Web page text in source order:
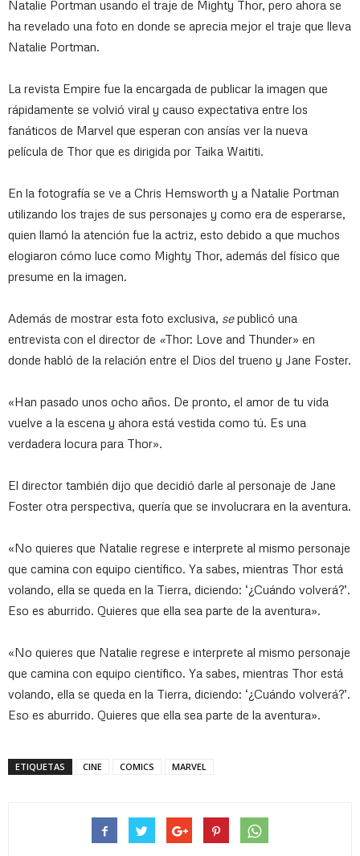
Natalie Portman usando el traje de Mighty Thor, pero ahora se
ha revelado una foto en donde se aprecia mejor el traje que lleva
Natalie Portman.
La revista Empire fue la encargada de publicar la imagen que
rápidamente se volvió viral y causo expectativa entre los
fanáticos de Marvel que esperan con ansías ver la nueva
película de Thor que es dirigida por Taika Waititi.
En la fotografía se ve a Chris Hemsworth y a Natalie Portman
utilizando los trajes de sus personajes y como era de esperarse,
quien llamó la atención fue la actriz, esto debido a que muchos
elogiaron cómo luce como Mighty Thor, además del físico que
presume en la imagen.
Además de mostrar esta foto exclusiva, sepublicó una
entrevista con el director de «Thor: Love and Thunder» en
donde habló de la relación entre el Dios del trueno y Jane Foster.
«Han pasado unos ocho años. De pronto, el amor de tu vida
vuelve a la escena y ahora está vestida como tú. Es una
verdadera locura para Thor».
El director también dijo que decidió darle al personaje de Jane
Foster otra perspectiva, quería que se involucrara en la aventura.
«No quieres que Natalie regrese e interprete al mismo personaje
que camina con equipo científico. Ya sabes, mientras Thor está
volando, ella se queda en la Tierra, diciendo: ‘¿Cuándo volverá?’.
Eso es aburrido. Quieres que ella sea parte de la aventura».
«No quieres que Natalie regrese e interprete al mismo personaje
que camina con equipo científico. Ya sabes, mientras Thor está
volando, ella se queda en la Tierra, diciendo: ‘¿Cuándo volverá?’.
Eso es aburrido. Quieres que ella sea parte de la aventura».
ETIQUETAS CINE COMICS MARVEL